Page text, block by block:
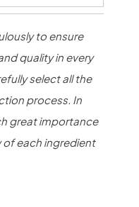
to ensure
quality in every
select all the
process. In
great importance
of each ingredient